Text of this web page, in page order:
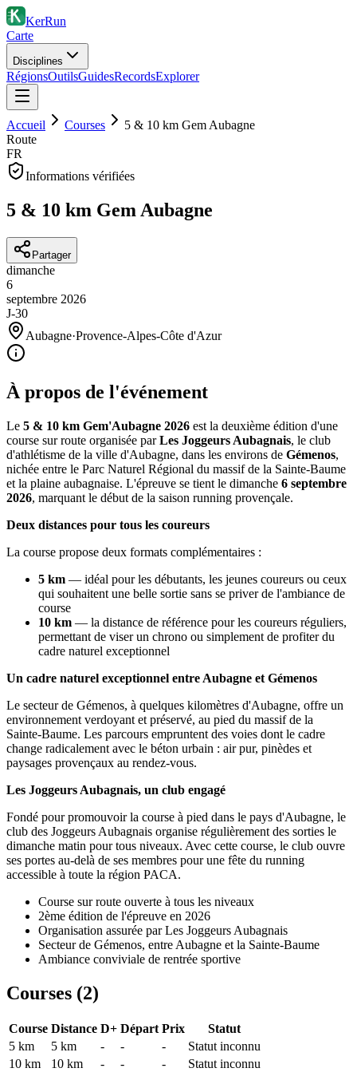
KerRun
Carte
Disciplines
RégionsOutilsGuidesRecordsExplorer
Accueil Courses
5 & 10 km Gem Aubagne
Route
FR
Informations vérifiées
5 & 10 km Gem Aubagne
Partager
dimanche
6
septembre 2026
J-30
Aubagne·Provence-Alpes-Côte d'Azur
À propos de l'événement
Le 5 & 10 km Gem'Aubagne 2026 est la deuxième édition d'une
course sur route organisée parLes Joggeurs Aubagnais, le club
d'athlétisme de la ville d'Aubagne, dans les environs de Gémenos,
nichée entre le Parc Naturel Régional du massif de la Sainte-Baume
et la plaine aubagnaise. L'épreuve se tient le dimanche 6 septembre
2026, marquant le début de la saison running provençale.
Deux distances pour tous les coureurs
La course propose deux formats complémentaires :
5 km — idéal pour les débutants, les jeunes coureurs ou ceux
qui souhaitent une belle sortie sans se priver de l'ambiance de
course
10 km — la distance de référence pour les coureurs réguliers,
permettant de viser un chrono ou simplement de profiter du
cadre naturel exceptionnel
Un cadre naturel exceptionnel entre Aubagne et Gémenos
Le secteur de Gémenos, à quelques kilomètres d'Aubagne, offre un
environnement verdoyant et préservé, au pied du massif de la
Sainte-Baume. Les parcours empruntent des voies dont le cadre
change radicalement avec le béton urbain : air pur, pinèdes et
paysages provençaux au rendez-vous.
Les Joggeurs Aubagnais, un club engagé
Fondé pour promouvoir la course à pied dans le pays d'Aubagne, le
club des Joggeurs Aubagnais organise régulièrement des sorties le
dimanche matin pour tous niveaux. Avec cette course, le club ouvre
ses portes au-delà de ses membres pour une fête du running
accessible à toute la région PACA.
Course sur route ouverte à tous les niveaux
2ème édition de l'épreuve en 2026
Organisation assurée par Les Joggeurs Aubagnais
Secteur de Gémenos, entre Aubagne et la Sainte-Baume
Ambiance conviviale de rentrée sportive
Courses (2)
Course Distance D+ Départ Prix
Statut
5 km
5 km - - -
Statut inconnu
10 km
10 km - - - Statut inconnu